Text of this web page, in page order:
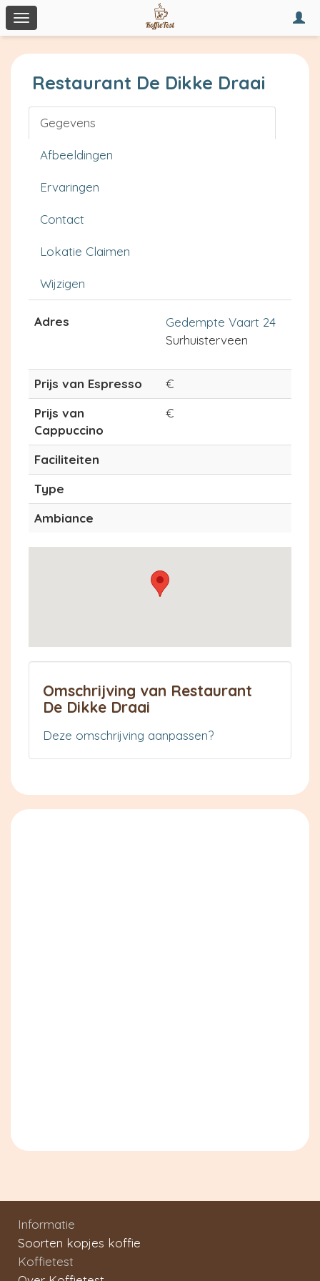
Toggle
navigation
Restaurant De Dikke Draai
Gegevens
Afbeeldingen
Ervaringen
Contact
Lokatie Claimen
Wijzigen
Adres
Gedempte Vaart 24
Surhuisterveen
Prijs van Espresso
€
Prijs van
Cappuccino
€
Faciliteiten
Type
Ambiance
Omschrijving van Restaurant
De Dikke Draai
Deze omschrijving aanpassen?
Informatie
Soorten kopjes koffie
Koffietest